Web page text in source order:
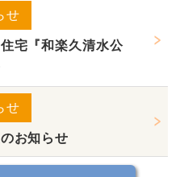
せ
宅『和楽久清水公
せ
お知らせ